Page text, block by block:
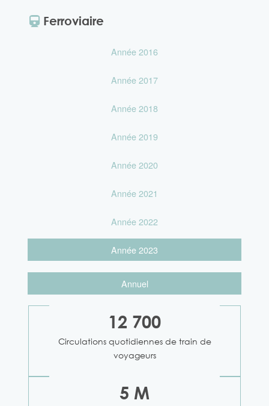
Ferroviaire
Année 2016
Année 2017
Année 2018
Année 2019
Année 2020
Année 2021
Année 2022
Année 2023
Annuel
12 700
Circulations quotidiennes de train de
voyageurs
5 M